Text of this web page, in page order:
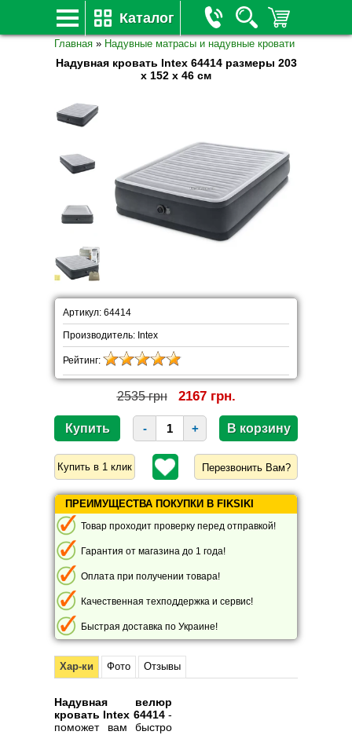
Каталог
Главная » Надувные матрасы и надувные кровати
Надувная кровать Intex 64414 размеры 203
х 152 х 46 см
Артикул: 64414
Производитель: Intex
Рейтинг:
2535 грн 2167 грн.
- +
Перезвонить Вам?
ПРЕИМУЩЕСТВА ПОКУПКИ В FIKSIKI
Товар проходит проверку перед отправкой!
Гарантия от магазина до 1 года!
Оплата при получении товара!
Качественная техподдержка и сервис!
Быстрая доставка по Украине!
Хар-ки Фото Отзывы
Надувная велюр
кровать Intex 64414-
поможет вам быстро